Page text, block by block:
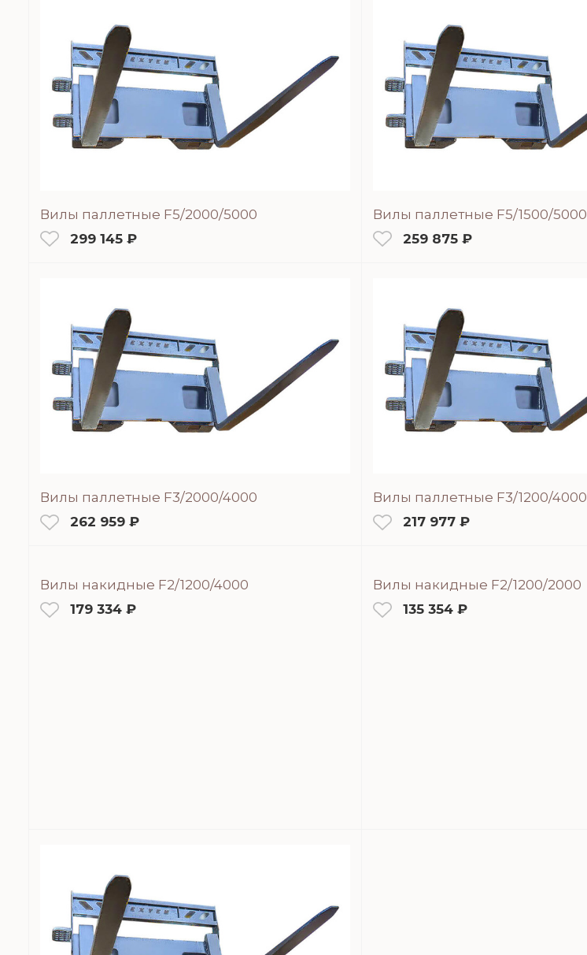
Вилы паллетные F5/2000/5000
299 145 ₽
Вилы паллетные F5/1500/5000
259 875 ₽
Вилы паллетные F3/2000/4000
262 959 ₽
Вилы паллетные F3/1200/4000
217 977 ₽
Вилы накидные F2/1200/4000
179 334 ₽
Вилы накидные F2/1200/2000
135 354 ₽